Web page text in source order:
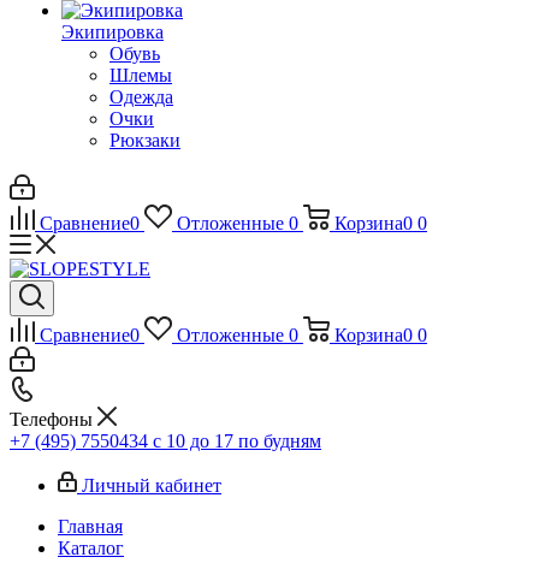
Экипировка
Обувь
Шлемы
Одежда
Очки
Рюкзаки
Сравнение0 Отложенные 0 Корзина0 0
Сравнение0 Отложенные 0 Корзина0 0
Телефоны
+7 (495) 7550434 с 10 до 17 по будням
Личный кабинет
Главная
Каталог